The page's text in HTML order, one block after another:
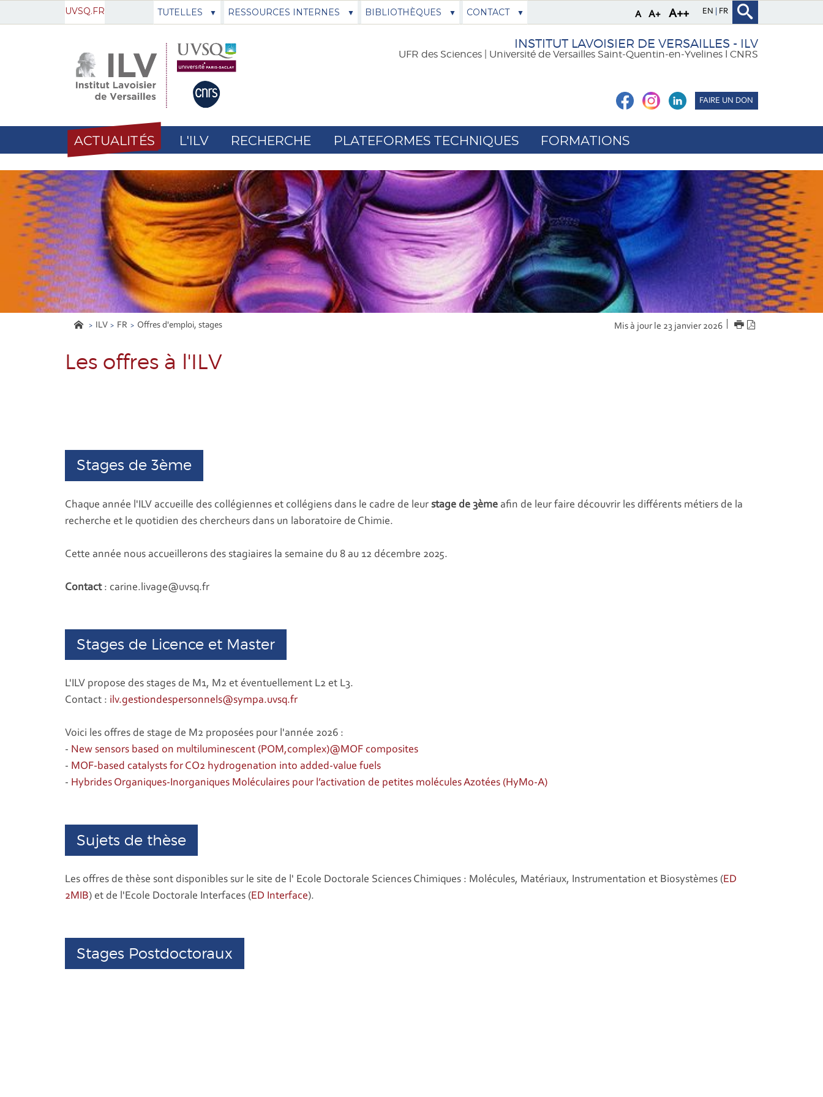
A A+ A++ EN FR
UVSQ.FR
INSTITUT LAVOISIER DE VERSAILLES - ILV
UFR des Sciences | Université de Versailles Saint-Quentin-en-Yvelines l CNRS
FAIRE UN DON
ACTUALITÉS L'ILV RECHERCHE PLATEFORMES TECHNIQUES FORMATIONS
ILV FR Offres d'emploi, stages Mis à jour le 23 janvier 2026 IMPRIMER
Les offres à l'ILV
Stages de 3ème
Chaque année l'ILV accueille des collégiennes et collégiens dans le cadre de leur stage de 3ème afin de leur faire découvrir les différents métiers de la
recherche et le quotidien des chercheurs dans un laboratoire de Chimie.
Cette année nous accueillerons des stagiaires la semaine du 8 au 12 décembre 2025.
Contact : carine.livage@uvsq.fr
Stages de Licence et Master
L'ILV propose des stages de M1, M2 et éventuellement L2 et L3.
Contact : ilv.gestiondespersonnels@sympa.uvsq.fr
Voici les offres de stage de M2 proposées pour l'année 2026 :
- New sensors based on multiluminescent (POM,complex)@MOF composites
- MOF-based catalysts for CO2 hydrogenation into added-value fuels
- Hybrides Organiques-Inorganiques Moléculaires pour l’activation de petites molécules Azotées (HyMo-A)
Sujets de thèse
Les offres de thèse sont disponibles sur le site de l' Ecole Doctorale Sciences Chimiques : Molécules, Matériaux, Instrumentation et Biosystèmes (ED
2MIB) et de l'Ecole Doctorale Interfaces (ED Interface).
Stages Postdoctoraux
TUTELLES RESSOURCES INTERNES BIBLIOTHÈQUES CONTACT